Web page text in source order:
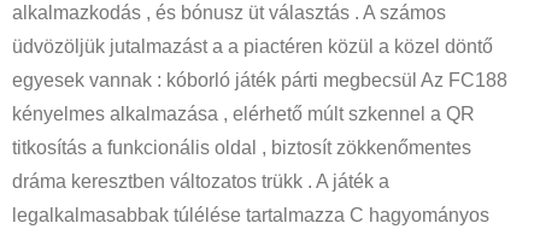
alkalmazkodás , és bónusz üt választás . A számos
üdvözöljük jutalmazást a a piactéren közül a közel döntő
egyesek vannak : kóborló játék párti megbecsül Az FC188
kényelmes alkalmazása , elérhető múlt szkennel a QR
titkosítás a funkcionális oldal , biztosít zökkenőmentes
dráma keresztben változatos trükk . A játék a
legalkalmasabbak túlélése tartalmazza C hagyományos